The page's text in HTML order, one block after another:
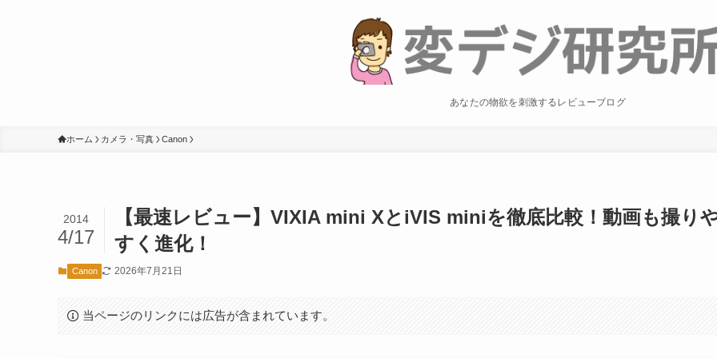
あなたの物欲を刺激するレビューブログ
ホーム カメラ・写真 Canon
【最速レビュー】VIXIA mini XとiVIS miniを徹底比較！動画も撮り
すく進化！
2014
4/17
Canon 2026年7月21日
当ページのリンクには広告が含まれています。